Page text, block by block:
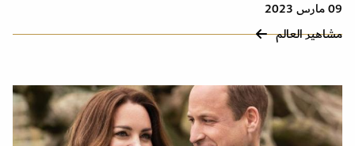
09 مارس 2023
مشاهير العالم